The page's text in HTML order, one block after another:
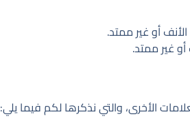
أو غير ممتد.
غير ممتد.
الأخرى، والتي نذكرها لكم فيما يلي: